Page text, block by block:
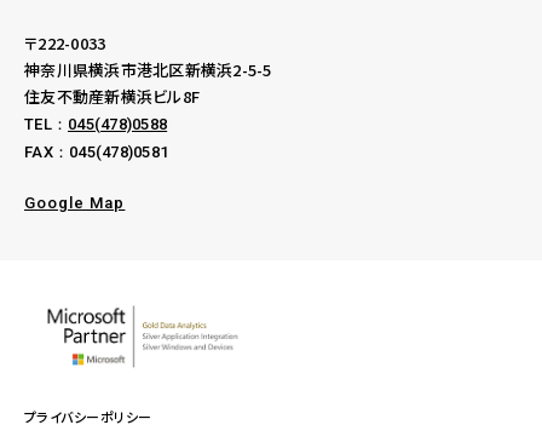
〒222-0033
神奈川県横浜市港北区新横浜2-5-5
住友不動産新横浜ビル8F
TEL： 045(478)0588
FAX：045(478)0581
Google Map
プライバシーポリシー